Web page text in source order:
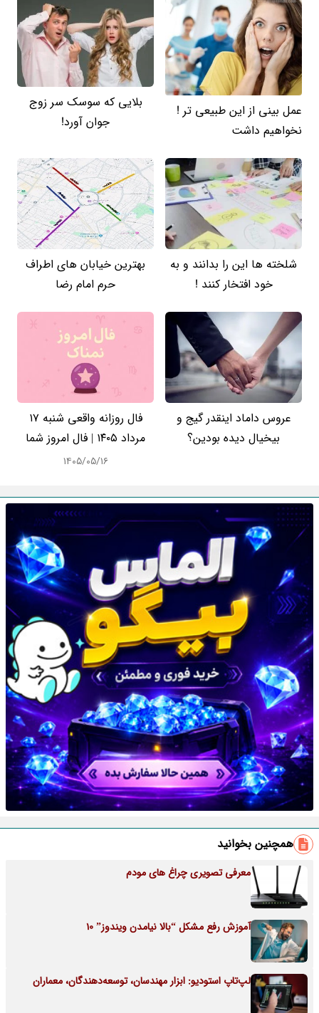
عمل بینی از این طبیعی تر !
نخواهیم داشت
بلایی که سوسک سر زوج
جوان آورد!
شلخته ها این را بدانند و به
خود افتخار کنند !
بهترین خیابان های اطراف
حرم امام رضا
عروس داماد اینقدر گیج و
بیخیال دیده بودین؟
فال روزانه واقعی شنبه ۱۷
مرداد ۱۴۰۵ | فال امروز شما
۱۴۰۵/۰۵/۱۶
همچنین بخوانید
معرفی تصویری چراغ های مودم
آموزش رفع مشکل “بالا نیامدن ویندوز” 10
لپ‌تاپ استودیو: ابزار مهندسان، توسعه‌دهندگان، معماران